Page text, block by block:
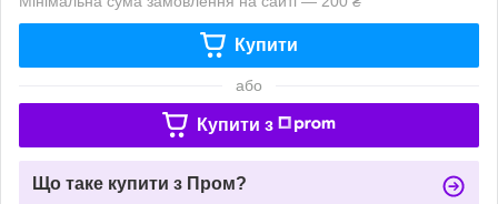
Купити
або
Купити з
Що таке купити з Пром?